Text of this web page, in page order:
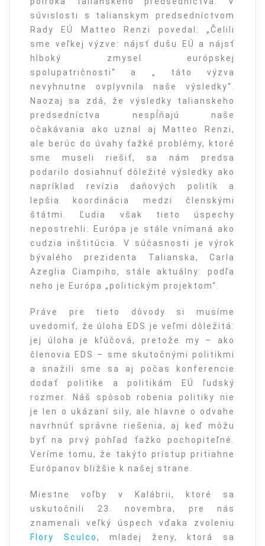
súvislosti s talianskym predsedníctvom
Rady EÚ Matteo Renzi povedal: „Čelili
sme veľkej výzve: nájsť dušu EÚ a nájsť
hlboký zmysel európskej
spolupatričnosti“ a „ táto výzva
nevyhnutne ovplyvnila naše výsledky“.
Naozaj sa zdá, že výsledky talianskeho
predsedníctva nespĺňajú naše
očakávania ako uznal aj Matteo Renzi,
ale berúc do úvahy ťažké problémy, ktoré
sme museli riešiť, sa nám predsa
podarilo dosiahnuť dôležité výsledky ako
napríklad revízia daňových politík a
lepšia koordinácia medzi členskými
štátmi. Ľudia však tieto úspechy
nepostrehli: Európa je stále vnímaná ako
cudzia inštitúcia. V súčasnosti je výrok
bývalého prezidenta Talianska, Carla
Azeglia Ciampiho, stále aktuálny: podľa
neho je Európa „politickým projektom“.
Práve pre tieto dôvody si musíme
uvedomiť, že úloha EDS je veľmi dôležitá:
jej úloha je kľúčová, pretože my – ako
členovia EDS – sme skutočnými politikmi
a snažili sme sa aj počas konferencie
dodať politike a politikám EÚ ľudský
rozmer. Náš spôsob robenia politiky nie
je len o ukázaní sily, ale hlavne o odvahe
navrhnúť správne riešenia, aj keď môžu
byť na prvý pohľad ťažko pochopiteľné.
Veríme tomu, že takýto prístup pritiahne
Európanov bližšie k našej strane.
Miestne voľby v Kalábrii, ktoré sa
uskutočnili 23. novembra, pre nás
znamenali veľký úspech vďaka zvoleniu
Flory Sculco, mladej ženy, ktorá sa